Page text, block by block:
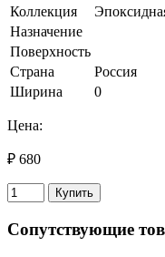
Коллекция
Назначение
Поверхность
Страна
Россия
Ширина
0
Цена:
₽ 680
Купить
Сопутствующие